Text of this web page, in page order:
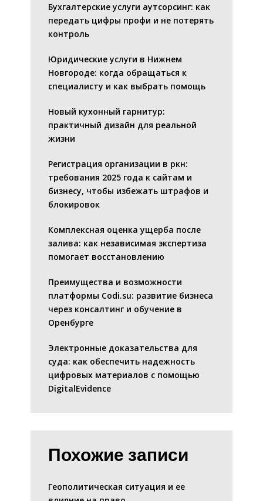
Бухгалтерские услуги аутсорсинг: как
передать цифры профи и не потерять
контроль
Юридические услуги в Нижнем
Новгороде: когда обращаться к
специалисту и как выбрать помощь
Новый кухонный гарнитур:
практичный дизайн для реальной
жизни
Регистрация организации в ркн:
требования 2025 года к сайтам и
бизнесу, чтобы избежать штрафов и
блокировок
Комплексная оценка ущерба после
залива: как независимая экспертиза
помогает восстановлению
Преимущества и возможности
платформы Codi.su: развитие бизнеса
через консалтинг и обучение в
Оренбурге
Электронные доказательства для
суда: как обеспечить надежность
цифровых материалов с помощью
DigitalEvidence
Похожие записи
Геополитическая ситуация и ее